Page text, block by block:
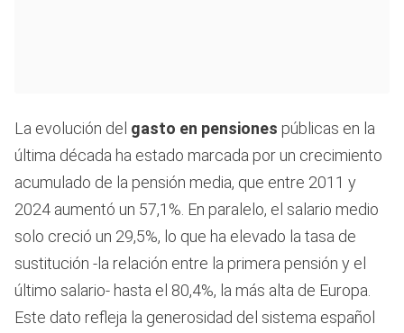
La evolución del gasto en pensiones públicas en la
última década ha estado marcada por un crecimiento
acumulado de la pensión media, que entre 2011 y
2024 aumentó un 57,1%. En paralelo, el salario medio
solo creció un 29,5%, lo que ha elevado la tasa de
sustitución -la relación entre la primera pensión y el
último salario- hasta el 80,4%, la más alta de Europa.
Este dato refleja la generosidad del sistema español